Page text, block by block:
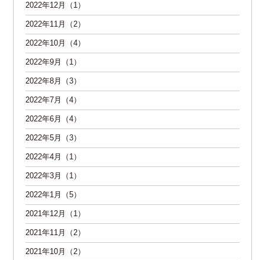
2022年12月（1）
2022年11月（2）
2022年10月（4）
2022年9月（1）
2022年8月（3）
2022年7月（4）
2022年6月（4）
2022年5月（3）
2022年4月（1）
2022年3月（1）
2022年1月（5）
2021年12月（1）
2021年11月（2）
2021年10月（2）